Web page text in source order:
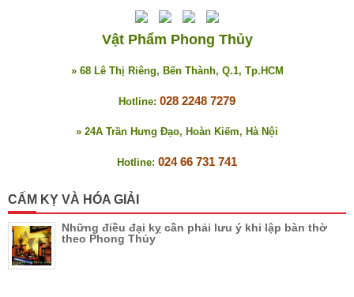
Vật Phẩm Phong Thủy
» 68 Lê Thị Riêng, Bến Thành, Q.1, Tp.HCM
Hotline: 028 2248 7279
» 24A Trần Hưng Đạo, Hoàn Kiếm, Hà Nội
Hotline: 024 66 731 741
CẤM KỴ VÀ HÓA GIẢI
Những điều đại kỵ cần phải lưu ý khi lập bàn thờ
theo Phong Thủy